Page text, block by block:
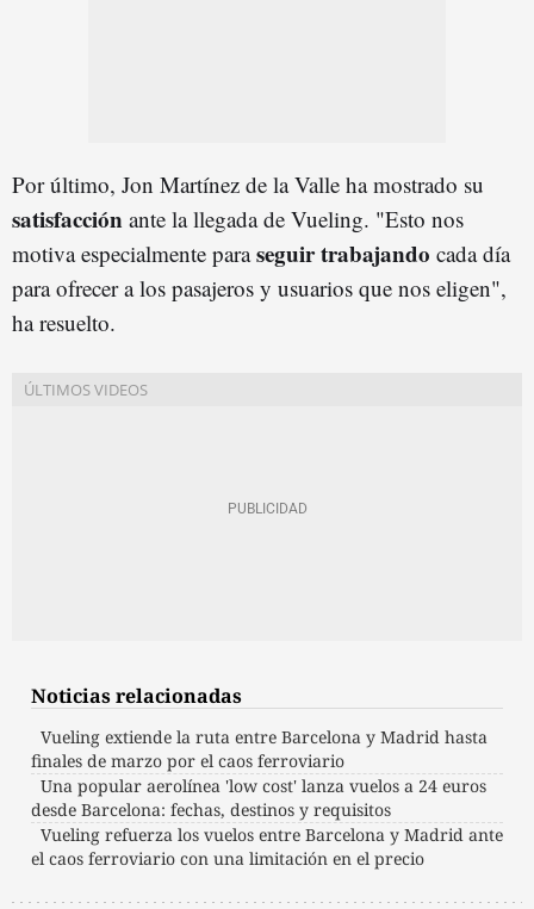
Por último, Jon Martínez de la Valle ha mostrado su
satisfacción ante la llegada de Vueling. "Esto nos
motiva especialmente paraseguir trabajando cada día
para ofrecer a los pasajeros y usuarios que nos eligen",
ha resuelto.
Noticias relacionadas
Vueling extiende la ruta entre Barcelona y Madrid hasta
finales de marzo por el caos ferroviario
Una popular aerolínea 'low cost' lanza vuelos a 24 euros
desde Barcelona: fechas, destinos y requisitos
Vueling refuerza los vuelos entre Barcelona y Madrid ante
el caos ferroviario con una limitación en el precio